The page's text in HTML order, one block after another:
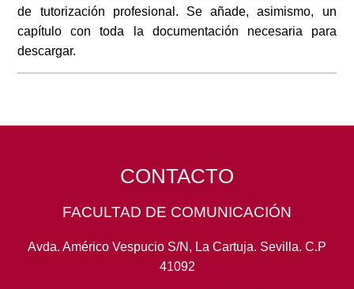
de tutorización profesional. Se añade, asimismo, un
capítulo con toda la documentación necesaria para
descargar.
CONTACTO
FACULTAD DE COMUNICACIÓN
Avda. Américo Vespucio S/N, La Cartuja. Sevilla. C.P
41092